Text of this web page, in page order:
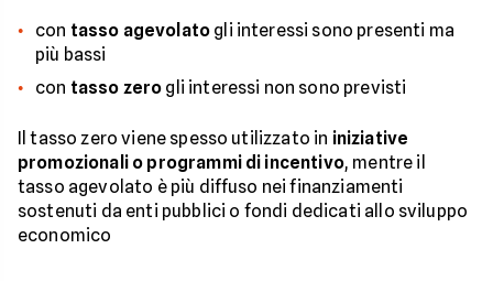
con tasso agevolato gli interessi sono presenti ma
più bassi
con tasso zero gli interessi non sono previsti
Il tasso zero viene spesso utilizzato in iniziative
promozionali o programmi di incentivo, mentre il
tasso agevolato è più diffuso nei finanziamenti
sostenuti da enti pubblici o fondi dedicati allo sviluppo
economico